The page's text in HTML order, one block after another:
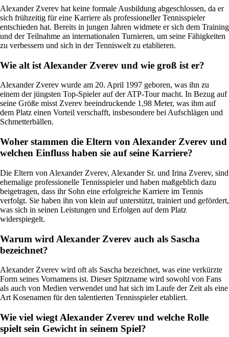
Alexander Zverev hat keine formale Ausbildung abgeschlossen, da er
sich frühzeitig für eine Karriere als professioneller Tennisspieler
entschieden hat. Bereits in jungen Jahren widmete er sich dem Training
und der Teilnahme an internationalen Turnieren, um seine Fähigkeiten
zu verbessern und sich in der Tenniswelt zu etablieren.
Wie alt ist Alexander Zverev und wie groß ist er?
Alexander Zverev wurde am 20. April 1997 geboren, was ihn zu
einem der jüngsten Top-Spieler auf der ATP-Tour macht. In Bezug auf
seine Größe misst Zverev beeindruckende 1,98 Meter, was ihm auf
dem Platz einen Vorteil verschafft, insbesondere bei Aufschlägen und
Schmetterbällen.
Woher stammen die Eltern von Alexander Zverev und
welchen Einfluss haben sie auf seine Karriere?
Die Eltern von Alexander Zverev, Alexander Sr. und Irina Zverev, sind
ehemalige professionelle Tennisspieler und haben maßgeblich dazu
beigetragen, dass ihr Sohn eine erfolgreiche Karriere im Tennis
verfolgt. Sie haben ihn von klein auf unterstützt, trainiert und gefördert,
was sich in seinen Leistungen und Erfolgen auf dem Platz
widerspiegelt.
Warum wird Alexander Zverev auch als Sascha
bezeichnet?
Alexander Zverev wird oft als Sascha bezeichnet, was eine verkürzte
Form seines Vornamens ist. Dieser Spitzname wird sowohl von Fans
als auch von Medien verwendet und hat sich im Laufe der Zeit als eine
Art Kosenamen für den talentierten Tennisspieler etabliert.
Wie viel wiegt Alexander Zverev und welche Rolle
spielt sein Gewicht in seinem Spiel?